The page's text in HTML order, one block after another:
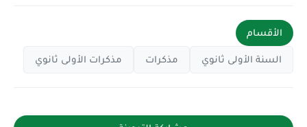
الأقسام
السنة الأولى ثانوي مذكرات مذكرات الأولى ثانوي